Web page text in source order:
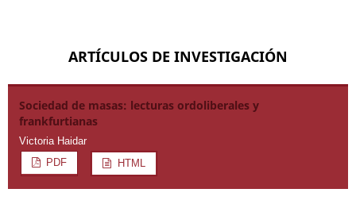
ARTÍCULOS DE INVESTIGACIÓN
Sociedad de masas: lecturas ordoliberales y
frankfurtianas
Victoria Haidar
PDF
HTML